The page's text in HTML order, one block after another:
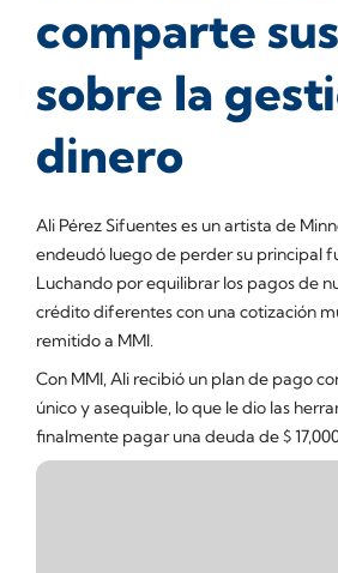
comparte
sobre la
dinero
Ali Pérez Sifuentes es un artista de
endeudó luego de perder su principal
Luchando por equilibrar los pagos de
crédito diferentes con una cotización
remitido a MMI.
Con MMI, Ali recibió un plan de pago
único y asequible, lo que le dio las
finalmente pagar una deuda de $